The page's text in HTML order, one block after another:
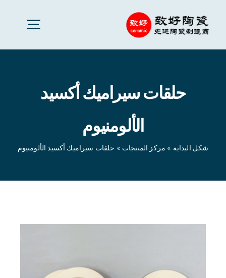
قطع السيراميك
خدمات
تطبيقات السيراميك
حلقات سيراميك أكسيد
الألومنيوم
شكل البداية » مركز المنتجات » حلقات سيراميك أكسيد الألومنيوم